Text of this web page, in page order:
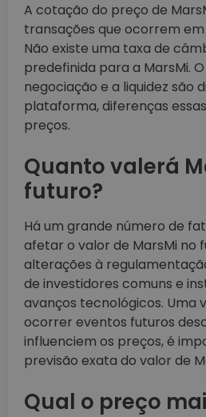
A cotação do preço de
transações que ocorrem
Não existe uma taxa de
predefinida para a MarsMi.
negociação e a liquidez são
plataforma, diferenças
preços.
Quanto valerá
futuro?
Há um grande número de
afetar o valor de MarsMi no
alterações à
de investidores comuns e
avanços tecnológicos. Uma
ocorrer eventos futuros
influenciem os preços, é
previsão exata do valor de
Qual o preço